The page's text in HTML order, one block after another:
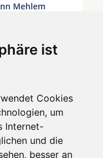
ist
Cookies
um
Internet-
und die
besser an
Mehlem
Erpel*
Grafschaft
(Sieg)* Kasbach-
Rhein *
*
* Sankt
*Unkel*
*